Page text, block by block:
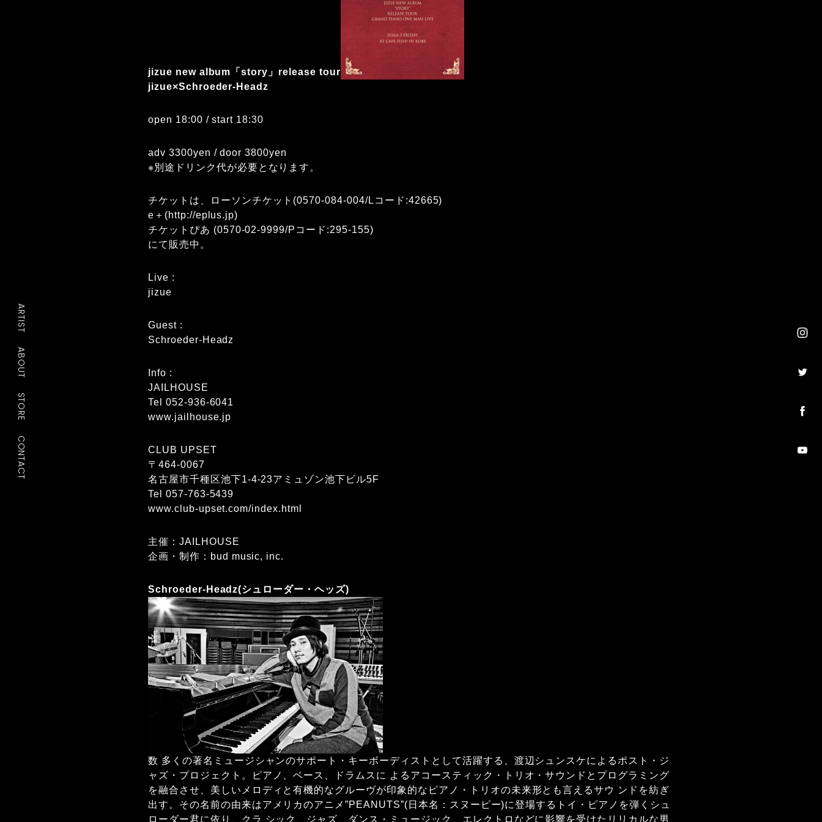
ARTIST
ABOUT
STORE
CONTACT
jizue new album「story」release tour
jizue×Schroeder-Headz
open 18:00 / start 18:30
adv 3300yen / door 3800yen
※別途ドリンク代が必要となります。
チケットは、ローソンチケット(0570-084-004/Lコード:42665)
e＋(http://eplus.jp)
チケットぴあ (0570-02-9999/Pコード:295-155)
にて販売中。
Live :
jizue
Guest :
Schroeder-Headz
Info :
JAILHOUSE
Tel 052-936-6041
www.jailhouse.jp
CLUB UPSET
〒464-0067
名古屋市千種区池下1-4-23アミュゾン池下ビル5F
Tel 057-763-5439
www.club-upset.com/index.html
主催：JAILHOUSE
企画・制作：bud music, inc.
Schroeder-Headz(シュローダー・ヘッズ)
数 多くの著名ミュージシャンのサポート・キーボーディストとして活躍する、渡辺シュンスケによるポスト・ジ
ャズ・プロジェクト。ピアノ、ベース、ドラムスに よるアコースティック・トリオ・サウンドとプログラミング
を融合させ、美しいメロディと有機的なグルーヴが印象的なピアノ・トリオの未来形とも言えるサウ ンドを紡ぎ
出す。その名前の由来はアメリカのアニメ”PEANUTS”(日本名：スヌーピー)に登場するトイ・ピアノを弾くシュ
ローダー君に依り、クラ シック、ジャズ、ダンス・ミュージック、エレクトロなどに影響を受けたリリカルな男